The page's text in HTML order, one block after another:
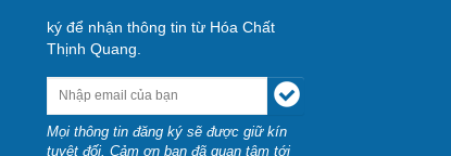
ký để nhận thông tin từ Hóa Chất
Thịnh Quang.
Mọi thông tin đăng ký sẽ được giữ kín
tuyệt đối. Cảm ơn bạn đã quan tâm tới